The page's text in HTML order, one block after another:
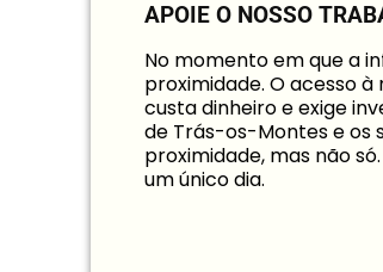
APOIE O NOSSO
No momento em que a
proximidade. O acesso
custa dinheiro e exige
de Trás-os-Montes e os
proximidade, mas não
um único dia.